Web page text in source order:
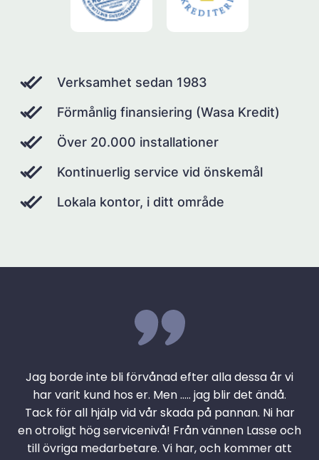
Verksamhet sedan 1983
Förmånlig finansiering (Wasa Kredit)
Över 20.000 installationer
Kontinuerlig service vid önskemål
Lokala kontor, i ditt område
Jag borde inte bli förvånad efter alla dessa år vi
har varit kund hos er. Men ….. jag blir det ändå.
Tack för all hjälp vid vår skada på pannan. Ni har
en otroligt hög servicenivå! Från vännen Lasse och
till övriga medarbetare. Vi har, och kommer att